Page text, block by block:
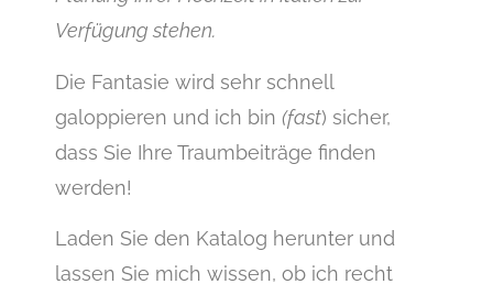
Verfügung stehen.
Die Fantasie wird sehr schnell
galoppieren und ich bin (fast) sicher,
dass Sie Ihre Traumbeiträge finden
werden!
Laden Sie den Katalog herunter und
lassen Sie mich wissen, ob ich recht